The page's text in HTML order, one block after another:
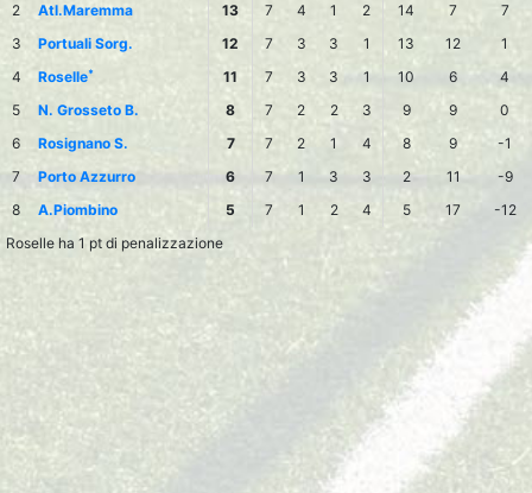
2
Atl.Maremma 13 7 4 1 2 14 7
7
3
Portuali Sorg. 12 7 3 3 1 13 12
1
4
Roselle* 11 7 3 3 1 10 6
4
5
N. Grosseto B. 8 7 2 2 3 9 9
0
6
Rosignano S. 7 7 2 1 4 8 9
-1
7
Porto Azzurro 6 7 1 3 3 2 11
-9
8
A.Piombino 5 7 1 2 4 5 17
-12
Roselle ha 1 pt di penalizzazione